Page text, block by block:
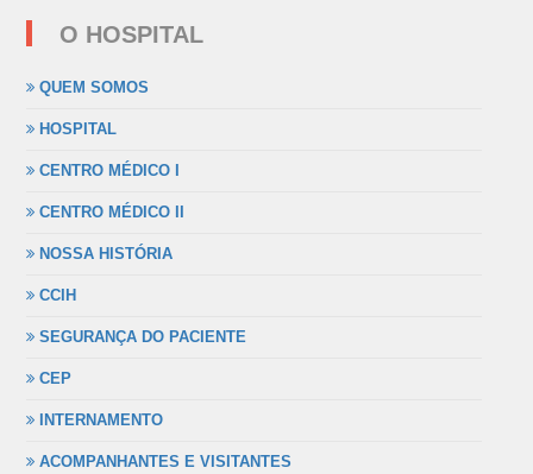
O HOSPITAL
QUEM SOMOS
HOSPITAL
CENTRO MÉDICO I
CENTRO MÉDICO II
NOSSA HISTÓRIA
CCIH
SEGURANÇA DO PACIENTE
CEP
INTERNAMENTO
ACOMPANHANTES E VISITANTES